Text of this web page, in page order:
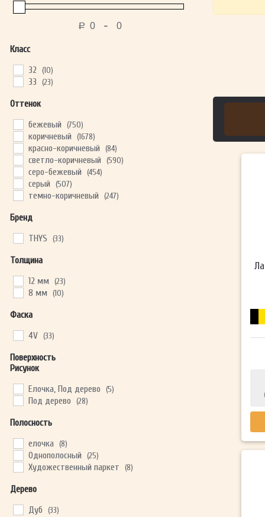
Р -
Класс
32 (10)
33 (23)
Оттенок
бежевый (750)
коричневый (1678)
красно-коричневый (84)
светло-коричневый (590)
серо-бежевый (454)
серый (507)
темно-коричневый (247)
Бренд
THYS (33)
Толщина
12 мм (23)
8 мм (10)
Фаска
4V (33)
Поверхность
Рисунок
Елочка, Под дерево (5)
Под дерево (28)
Полосность
елочка (8)
Однополосный (25)
Художественный паркет (8)
Дерево
Дуб (33)